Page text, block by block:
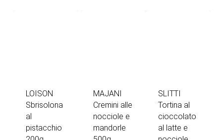
LOISON
Sbrisolona
al
pistacchio
MAJANI
Cremini alle
nocciole e
mandorle
SLITTI
Tortina al
cioccolato
al latte e